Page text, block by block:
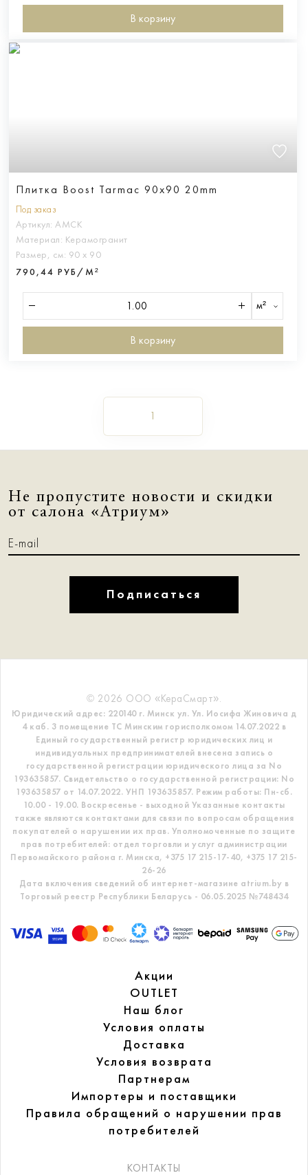
В корзину
Плитка Boost Tarmac 90x90 20mm
Под заказ
Артикул: AMCK
Материал: Керамогранит
Размер, см: 90 х 90
790,44 РУБ/М²
м²
В корзину
1
Не пропустите новости и скидки
от салона «Атриум»
Подписаться
© 2026 ООО «КераСмарт».
Юридический адрес: 220140 г. Минск ул. Ул. Иосифа Жиновича д
4 каб. 3 помещение ТС Минским горисполкомом 14.07.2022 в
Единый государственный регистр юридических лиц и
индивидуальных предпринимателей внесена запись о
государственной регистрации юридического лица за No
193635857. Свидетельство о государственной регистрации: No
193635857 от 14.07.2022. УНП 193635857. Режим работы: Пн-сб.
10.00 - 19.00. Воскресенье - выходной Указанные контакты
также являются контактами для связи по вопросам обращения
покупателей о нарушении их прав. Уполномоченные по защите
прав потребителей: отдел торговли и услуг администрации
Первомайского района г. Минска, +375 17 215-17-40, +375 17 215-
26-26
Дата включения сведений об интернет-магазине atrium.by в
Торговый реестр Республики Беларусь - 06.05.2025 №748434
Акции
OUTLET
Наш блог
Условия оплаты
Доставка
Условия возврата
Партнерам
Импортеры и поставщики
Правила обращений о нарушении прав
потребителей
КОНТАКТЫ